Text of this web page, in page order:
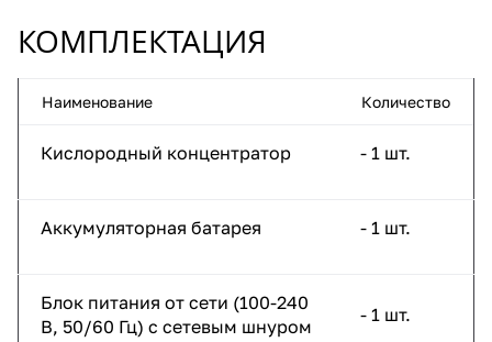
КОМПЛЕКТАЦИЯ
Наименование Количество
Кислородный концентратор - 1 шт.
Аккумуляторная батарея - 1 шт.
Блок питания от сети (100-240
В, 50/60 Гц) с сетевым шнуром
- 1 шт.